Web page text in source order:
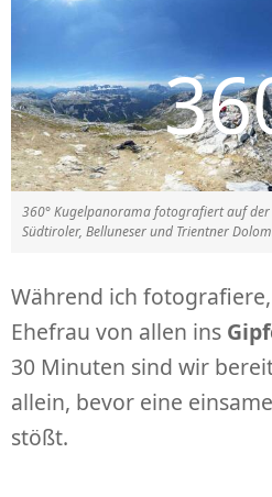
360° Kugelpanorama fotografiert auf der
Südtiroler, Belluneser und Trientner
Während ich
Ehefrau von allen ins
30 Minuten sind wir
allein, bevor eine
stößt.